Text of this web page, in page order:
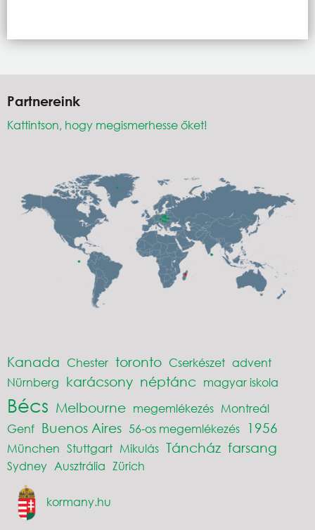
Partnereink
Kattintson, hogy megismerhesse őket!
Kanada Chester toronto Cserkészet advent
Nürnberg karácsony néptánc magyar iskola
Bécs Melbourne megemlékezés Montreál
Genf Buenos Aires 56-os megemlékezés 1956
München Stuttgart Mikulás Táncház farsang
Sydney Ausztrália Zürich
kormany.hu